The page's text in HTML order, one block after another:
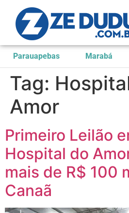
Parauapebas Marabá
Tag:
Amor
Primeiro Leilão
Hospital do
mais de R$ 100
Canaã